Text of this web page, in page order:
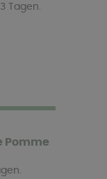
Tagen.
Pomme